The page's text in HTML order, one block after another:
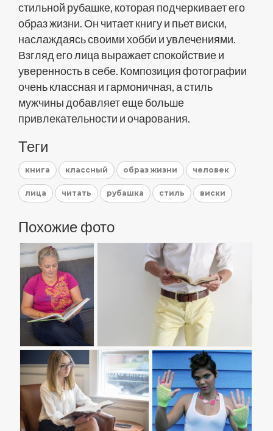
стильной рубашке, которая подчеркивает его
образ жизни. Он читает книгу и пьет виски,
наслаждаясь своими хобби и увлечениями.
Взгляд его лица выражает спокойствие и
уверенность в себе. Композиция фотографии
очень классная и гармоничная, а стиль
мужчины добавляет еще больше
привлекательности и очарования.
Теги
книга классный образ жизни человек
лица читать рубашка стиль виски
Похожие фото